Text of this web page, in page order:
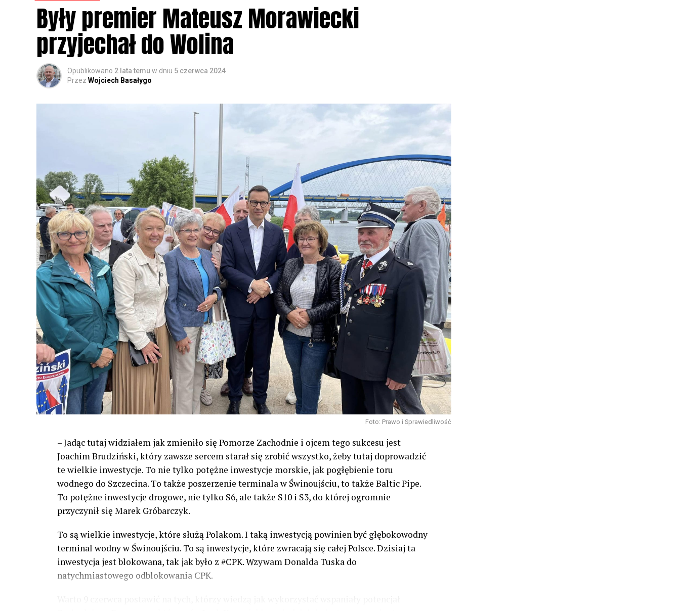
Były premier Mateusz Morawiecki
przyjechał do Wolina
Opublikowano 2 lata temu w dniu 5 czerwca 2024
Przez Wojciech Basałygo
Foto: Prawo i Sprawiedliwość
– Jadąc tutaj widziałem jak zmieniło się Pomorze Zachodnie i ojcem tego sukcesu jest
Joachim Brudziński, który zawsze sercem starał się zrobić wszystko, żeby tutaj doprowadzić
te wielkie inwestycje. To nie tylko potężne inwestycje morskie, jak pogłębienie toru
wodnego do Szczecina. To także poszerzenie terminala w Świnoujściu, to także Baltic Pipe.
To potężne inwestycje drogowe, nie tylko S6, ale także S10 i S3, do której ogromnie
przyczynił się Marek Gróbarczyk.
To są wielkie inwestycje, które służą Polakom. I taką inwestycją powinien być głębokowodny
terminal wodny w Świnoujściu. To są inwestycje, które zwracają się całej Polsce. Dzisiaj ta
inwestycja jest blokowana, tak jak było z #CPK. Wzywam Donalda Tuska do
natychmiastowego odblokowania CPK.